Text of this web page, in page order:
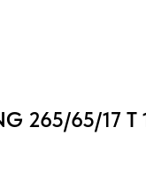
265/65/17 T